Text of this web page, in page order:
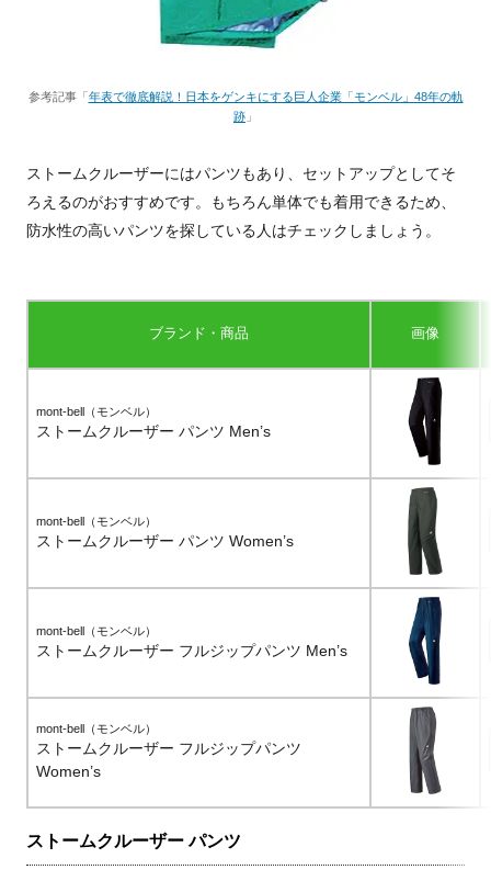
参考記事「年表で徹底解説！日本をゲンキにする巨人企業「モンベル」48年の軌
跡 」
ストームクルーザーにはパンツもあり、セットアップとしてそ
ろえるのがおすすめです。もちろん単体でも着用できるため、
防水性の高いパンツを探している人はチェックしましょう。
ブランド・商品 画像
mont-bell（モンベル）
ストームクルーザー パンツ Men’s
mont-bell（モンベル）
ストームクルーザー パンツ Women’s
mont-bell（モンベル）
ストームクルーザー フルジップパンツ Men’s
mont-bell（モンベル）
ストームクルーザー フルジップパンツ
Women’s
ストームクルーザー パンツ